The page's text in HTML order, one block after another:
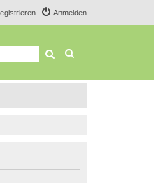
Anmelden
Suche